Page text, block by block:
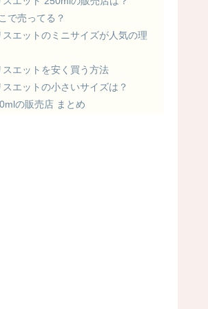
で売ってる？
スエットのミニサイズが人気の理
スエットを安く買う方法
スエットの小さいサイズは？
の販売店 まとめ